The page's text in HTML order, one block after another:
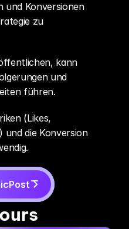
und Konversionen
zu
kann
und
führen.
(Likes,
und die Konversion